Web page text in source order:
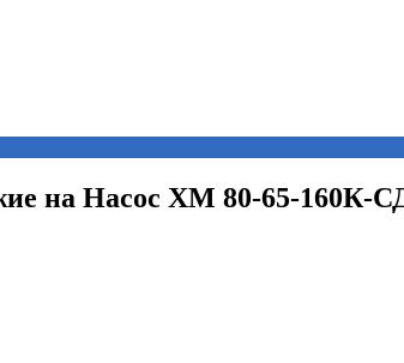
на Насос ХМ 80-65-160К-